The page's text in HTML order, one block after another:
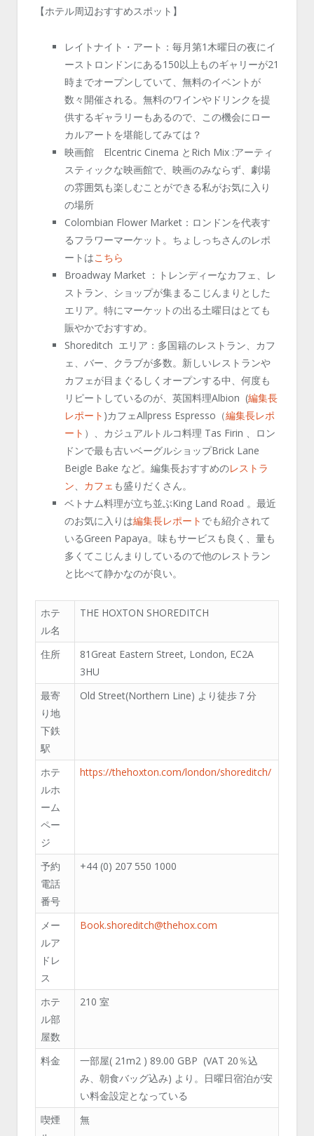
【ホテル周辺おすすめスポット】
レイトナイト・アート：毎月第1木曜日の夜にイ
ーストロンドンにある150以上ものギャリーが21
時までオープンしていて、無料のイベントが
数々開催される。無料のワインやドリンクを提
供するギャラリーもあるので、この機会にロー
カルアートを堪能してみては？
映画館 Elcentric Cinema とRich Mix :アーティ
スティックな映画館で、映画のみならず、劇場
の雰囲気も楽しむことができる私がお気に入り
の場所
Colombian Flower Market：ロンドンを代表す
るフラワーマーケット。ちょしっちさんのレポ
ートはこちら
Broadway Market ：トレンディーなカフェ、レ
ストラン、ショップが集まるこじんまりとした
エリア。特にマーケットの出る土曜日はとても
賑やかでおすすめ。
Shoreditch エリア：多国籍のレストラン、カフ
ェ、バー、クラブが多数。新しいレストランや
カフェが目まぐるしくオープンする中、何度も
リピートしているのが、英国料理Albion (編集長
レポート )カフェAllpress Espresso（編集長レポ
ート ）、カジュアルトルコ料理 Tas Firin 、ロン
ドンで最も古いベーグルショップBrick Lane
Beigle Bake など。編集長おすすめのレストラ
ン、 カフェ も盛りだくさん。
ベトナム料理が立ち並ぶKing Land Road 。最近
のお気に入りは編集長レポート でも紹介されて
いるGreen Papaya。味もサービスも良く、量も
多くてこじんまりしているので他のレストラン
と比べて静かなのが良い。
ホテ
ル名
THE HOXTON SHOREDITCH
住所
81Great Eastern Street, London, EC2A
3HU
最寄
り地
下鉄
駅
Old Street(Northern Line) より徒歩７分
ホテ
ルホ
ーム
ペー
ジ
https://thehoxton.com/london/shoreditch/
予約
電話
番号
+44 (0) 207 550 1000
メー
ルア
ドレ
ス
Book.shoreditch@thehox.com
ホテ
ル部
屋数
210 室
料金 一部屋( 21m2 ) 89.00 GBP (VAT 20％込
み、朝食バッグ込み) より。日曜日宿泊が安
い料金設定となっている
喫煙
無